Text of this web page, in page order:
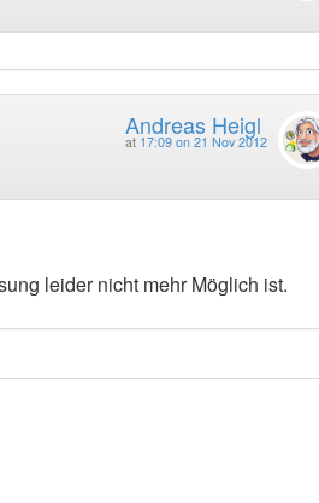
Andreas Heigl
at 17:09 on 21 Nov 2012
leider nicht mehr Möglich ist.